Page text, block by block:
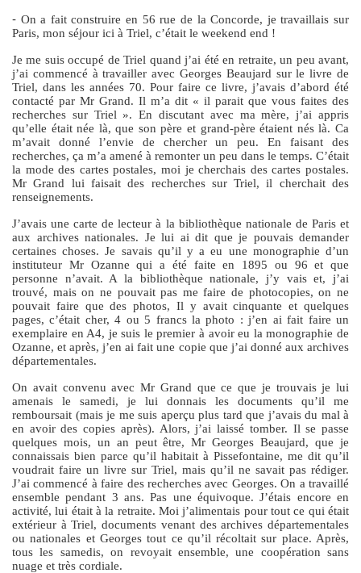
- On a fait construire en 56 rue de la Concorde, je travaillais sur
Paris, mon séjour ici à Triel, c’était le weekend end !
Je me suis occupé de Triel quand j’ai été en retraite, un peu avant,
j’ai commencé à travailler avec Georges Beaujard sur le livre de
Triel, dans les années 70. Pour faire ce livre, j’avais d’abord été
contacté par Mr Grand. Il m’a dit « il parait que vous faites des
recherches sur Triel ». En discutant avec ma mère, j’ai appris
qu’elle était née là, que son père et grand-père étaient nés là. Ca
m’avait donné l’envie de chercher un peu. En faisant des
recherches, ça m’a amené à remonter un peu dans le temps. C’était
la mode des cartes postales, moi je cherchais des cartes postales.
Mr Grand lui faisait des recherches sur Triel, il cherchait des
renseignements.
J’avais une carte de lecteur à la bibliothèque nationale de Paris et
aux archives nationales. Je lui ai dit que je pouvais demander
certaines choses. Je savais qu’il y a eu une monographie d’un
instituteur Mr Ozanne qui a été faite en 1895 ou 96 et que
personne n’avait. A la bibliothèque nationale, j’y vais et, j’ai
trouvé, mais on ne pouvait pas me faire de photocopies, on ne
pouvait faire que des photos, Il y avait cinquante et quelques
pages, c’était cher, 4 ou 5 francs la photo : j’en ai fait faire un
exemplaire en A4, je suis le premier à avoir eu la monographie de
Ozanne, et après, j’en ai fait une copie que j’ai donné aux archives
départementales.
On avait convenu avec Mr Grand que ce que je trouvais je lui
amenais le samedi, je lui donnais les documents qu’il me
remboursait (mais je me suis aperçu plus tard que j’avais du mal à
en avoir des copies après). Alors, j’ai laissé tomber. Il se passe
quelques mois, un an peut être, Mr Georges Beaujard, que je
connaissais bien parce qu’il habitait à Pissefontaine, me dit qu’il
voudrait faire un livre sur Triel, mais qu’il ne savait pas rédiger.
J’ai commencé à faire des recherches avec Georges. On a travaillé
ensemble pendant 3 ans. Pas une équivoque. J’étais encore en
activité, lui était à la retraite. Moi j’alimentais pour tout ce qui était
extérieur à Triel, documents venant des archives départementales
ou nationales et Georges tout ce qu’il récoltait sur place. Après,
tous les samedis, on revoyait ensemble, une coopération sans
nuage et très cordiale.